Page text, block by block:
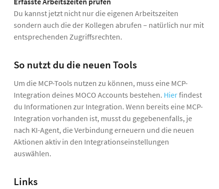
Du kannst jetzt nicht nur die eigenen Arbeitszeiten
sondern auch die der Kollegen abrufen – natürlich nur mit
entsprechenden Zugriffsrechten.
So nutzt du die neuen Tools
Um die MCP-Tools nutzen zu können, muss eine MCP-
Integration deines MOCO Accounts bestehen. Hierfindest
du Informationen zur Integration. Wenn bereits eine MCP-
Integration vorhanden ist, musst du gegebenenfalls, je
nach KI-Agent, die Verbindung erneuern und die neuen
Aktionen aktiv in den Integrationseinstellungen
auswählen.
Links